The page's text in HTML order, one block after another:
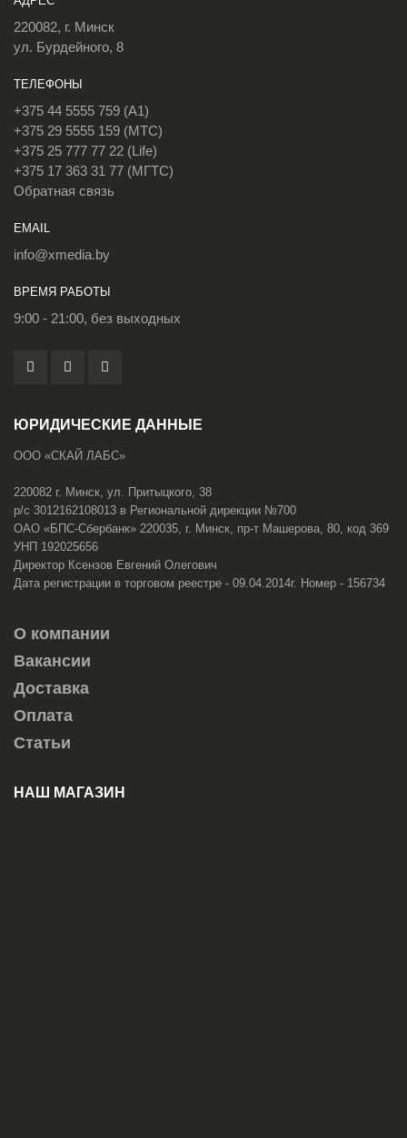
220082, г. Минск
ул. Бурдейного, 8
ТЕЛЕФОНЫ
+375 44 5555 759 (A1)
+375 29 5555 159 (МТС)
+375 25 777 77 22 (Life)
+375 17 363 31 77 (МГТС)
Обратная связь
EMAIL
info@xmedia.by
ВРЕМЯ РАБОТЫ
9:00 - 21:00, без выходных
ЮРИДИЧЕСКИЕ ДАННЫЕ
ООО «СКАЙ ЛАБС»
220082 г. Минск, ул. Притыцкого, 38
р/с 3012162108013 в Региональной дирекции №700
ОАО «БПС-Сбербанк» 220035, г. Минск, пр-т Машерова, 80, код 369
УНП 192025656
Директор Ксензов Евгений Олегович
Дата регистрации в торговом реестре - 09.04.2014г. Номер - 156734
О компании
Вакансии
Доставка
Оплата
Статьи
НАШ МАГАЗИН